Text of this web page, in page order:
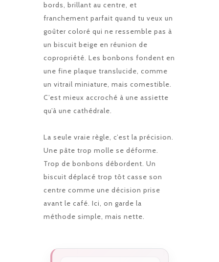
bords, brillant au centre, et
franchement parfait quand tu veux un
goûter coloré qui ne ressemble pas à
un biscuit beige en réunion de
copropriété. Les bonbons fondent en
une fine plaque translucide, comme
un vitrail miniature, mais comestible.
C’est mieux accroché à une assiette
qu’à une cathédrale.
La seule vraie règle, c’est la précision.
Une pâte trop molle se déforme.
Trop de bonbons débordent. Un
biscuit déplacé trop tôt casse son
centre comme une décision prise
avant le café. Ici, on garde la
méthode simple, mais nette.